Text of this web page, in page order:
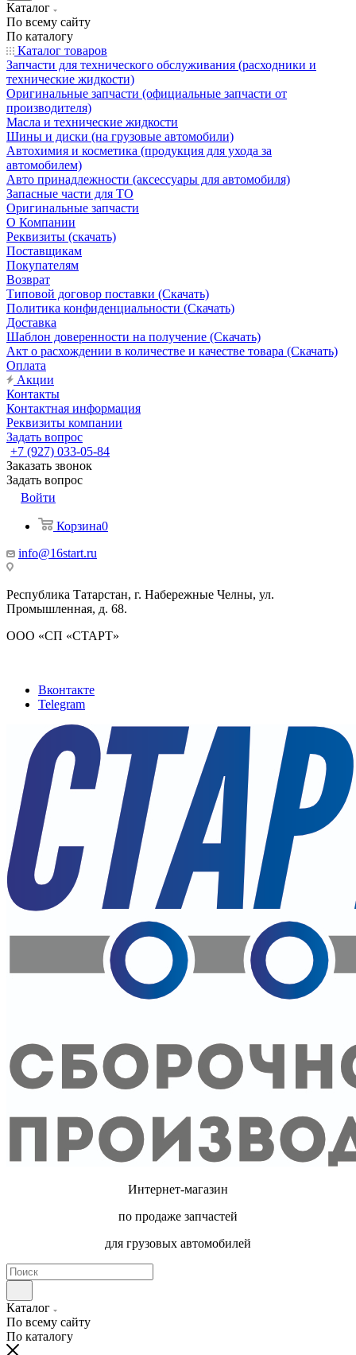
Каталог
По всему сайту
По каталогу
Каталог товаров
Запчасти для технического обслуживания (расходники и
технические жидкости)
Оригинальные запчасти (официальные запчасти от
производителя)
Масла и технические жидкости
Шины и диски (на грузовые автомобили)
Автохимия и косметика (продукция для ухода за
автомобилем)
Авто принадлежности (аксессуары для автомобиля)
Запасные части для ТО
Оригинальные запчасти
О Компании
Реквизиты (скачать)
Поставщикам
Покупателям
Возврат
Типовой договор поставки (Скачать)
Политика конфиденциальности (Скачать)
Доставка
Шаблон доверенности на получение (Скачать)
Акт о расхождении в количестве и качестве товара (Скачать)
Оплата
Акции
Контакты
Контактная информация
Реквизиты компании
Задать вопрос
+7 (927) 033-05-84
Заказать звонок
Задать вопрос
Войти
Корзина0
info@16start.ru
Республика Татарстан, г. Набережные Челны, ул.
Промышленная, д. 68.
ООО «СП «СТАРТ»
Вконтакте
Telegram
Интернет-магазин
по продаже запчастей
для грузовых автомобилей
Каталог
По всему сайту
По каталогу